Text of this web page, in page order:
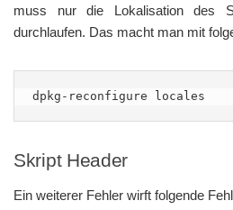
muss nur die Lokalisation des
durchlaufen. Das macht man mit
dpkg-reconfigure locales
Skript Header
Ein weiterer Fehler wirft folgende